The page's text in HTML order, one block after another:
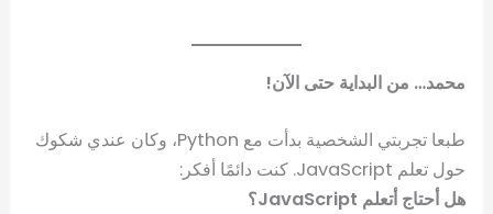
محمد… من البداية حتى الآن!
طبعا تجربتي الشخصية بدأت مع Python، وكان عندي شكوك
حول تعلم JavaScript. كنت دائمًا أفكر:
هل أحتاج أتعلم JavaScript؟